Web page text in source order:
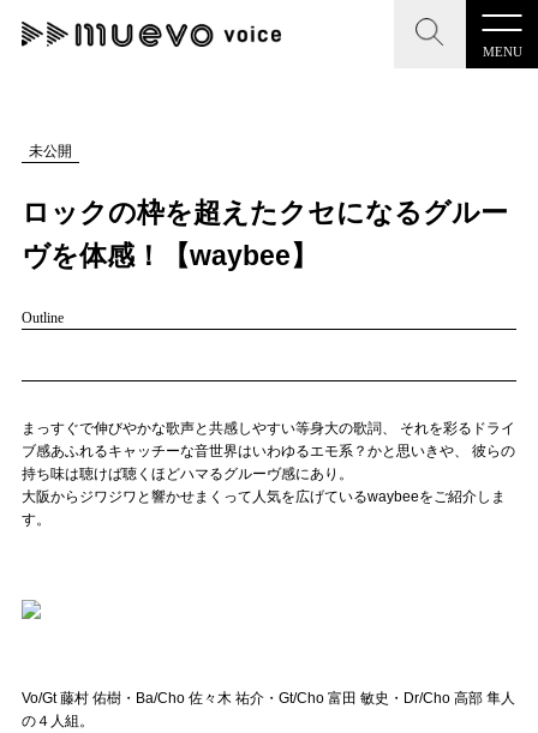
MENU
CLOSE
記事を検索する
人気ワード
#男性SSW #ポップス #女性SSW #ロック
#男性シンガー #HR/HM #女性シンガー
#ヒップホップ #男性シンガーグループ
CLOSE
"読者の声を形にする”音楽特化メディア
MENU
プレスリリース一覧
会社概要
お問い合わせ
ログイン
LINK
未公開
ロックの枠を超えたクセになるグルー
ヴを体感！【waybee】
Outline
まっすぐで伸びやかな歌声と共感しやすい等身大の歌詞、 それを彩るドライ
ブ感あふれるキャッチーな音世界はいわゆるエモ系？かと思いきや、 彼らの
持ち味は聴けば聴くほどハマるグルーヴ感にあり。
大阪からジワジワと響かせまくって人気を広げているwaybeeをご紹介しま
す。
Vo/Gt 藤村 佑樹・Ba/Cho 佐々木 祐介・Gt/Cho 富田 敏史・Dr/Cho 高部 隼人
の４人組。